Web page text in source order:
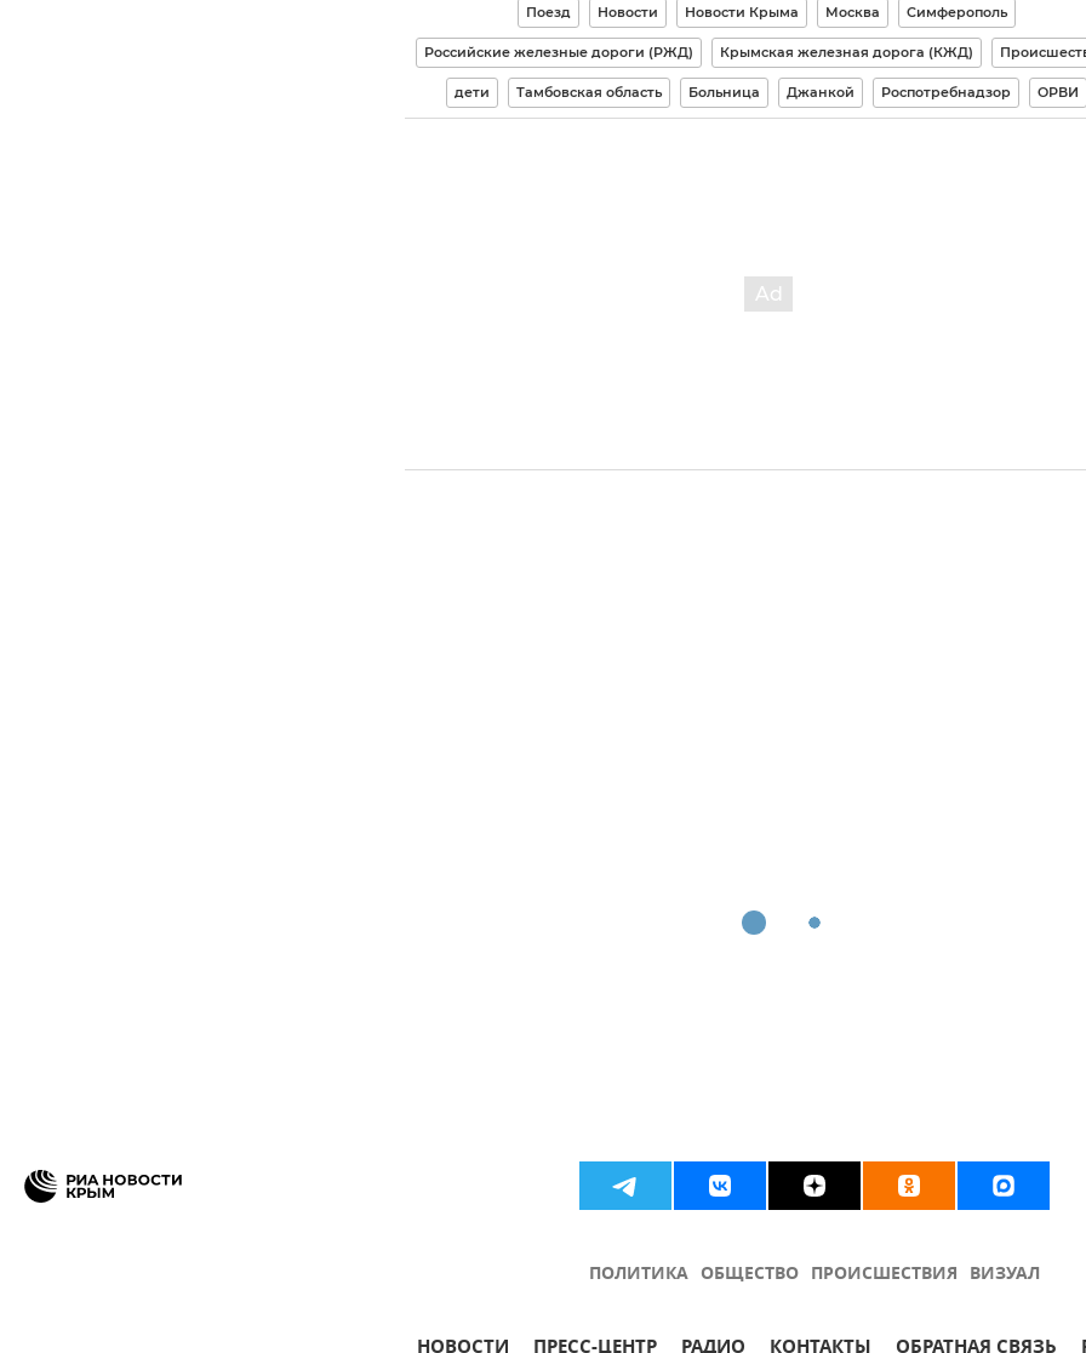
Поезд Новости Новости Крыма Москва Симферополь
Российские железные дороги (РЖД) Крымская железная дорога (КЖД)
дети Тамбовская область Больница Джанкой Роспотребнадзор ОРВИ
ПОЛИТИКА ОБЩЕСТВО ПРОИСШЕСТВИЯ ВИЗУАЛ